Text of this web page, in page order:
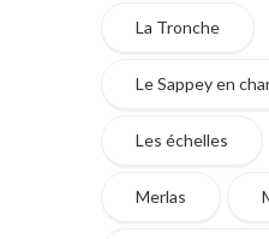
La Tronche
Le Sappey en
Les échelles
Merlas